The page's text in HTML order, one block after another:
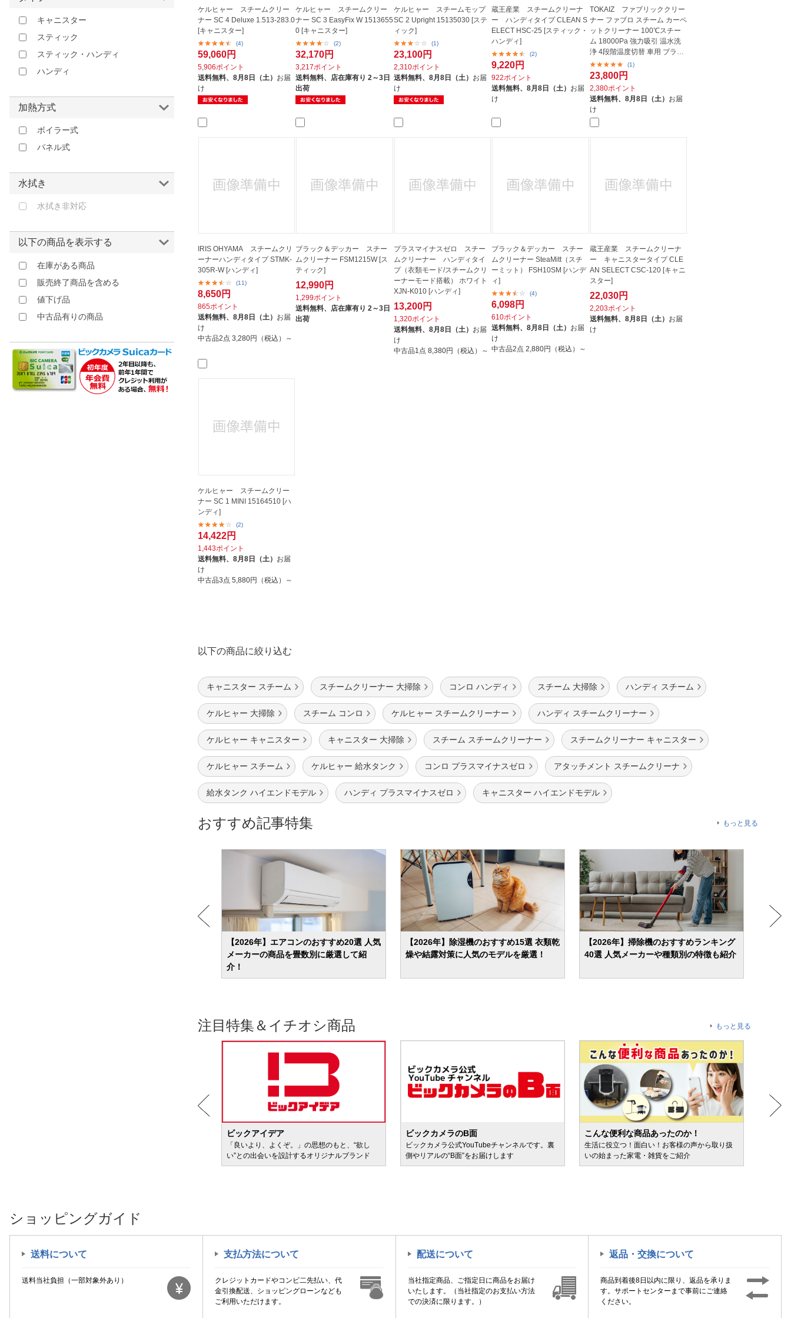
ケルヒャー スチームクリー
ナー SC 4 Deluxe 1.513-283.0
[キャニスター]
(4)
59,060円
5,906ポイント
送料無料、 8月8日（土） お届
け
ケルヒャー スチームクリー
ナー SC 3 EasyFix W 1513655
0 [キャニスター]
(2)
32,170円
3,217ポイント
送料無料、 店在庫有り 2～3日
出荷
ケルヒャー スチームモップ
SC 2 Upright 15135030 [ステ
ィック]
(1)
23,100円
2,310ポイント
送料無料、 8月8日（土） お届
け
蔵王産業 スチームクリーナ
ー ハンディタイプ CLEAN S
ELECT HSC-25 [スティック・
ハンディ]
(2)
9,220円
922ポイント
送料無料、8月8日（土） お届
け
TOKAIZ ファブリッククリー
ナー ファブロ スチーム カーペ
ットクリーナー 100℃スチー
ム 18000Pa 強力吸引 温水洗
浄 4段階温度切替 車用 ブラッ
ク ...
(1)
23,800円
2,380ポイント
送料無料、 8月8日（土） お届
け
IRIS OHYAMA スチームクリ
ーナーハンディタイプ STMK-
305R-W [ハンディ]
(11)
8,650円
865ポイント
送料無料、 8月8日（土） お届
け
中古品2点 3,280円（税込）～
ブラック＆デッカー スチー
ムクリーナー FSM1215W [ス
ティック]
12,990円
1,299ポイント
送料無料、 店在庫有り 2～3日
出荷
プラスマイナスゼロ スチー
ムクリーナー ハンディタイ
プ（衣類モード/スチームクリ
ーナーモード搭載） ホワイト
XJN-K010 [ハンディ]
13,200円
1,320ポイント
送料無料、 8月8日（土） お届
け
中古品1点 8,380円（税込）～
ブラック＆デッカー スチー
ムクリーナー SteaMitt（スチ
ーミット） FSH10SM [ハンデ
ィ]
(4)
6,098円
610ポイント
送料無料、8月8日（土） お届
け
中古品2点2,880円（税込）～
蔵王産業 スチームクリーナ
ー キャニスタータイプ CLE
AN SELECT CSC-120 [キャニ
スター]
22,030円
2,203ポイント
送料無料、 8月8日（土） お届
け
ケルヒャー スチームクリー
ナー SC 1 MINI 15164510 [ハ
ンディ]
(2)
14,422円
1,443ポイント
送料無料、 8月8日（土） お届
け
中古品3点 5,880円（税込）～
以下の商品に絞り込む
キャニスター スチーム スチームクリーナー 大掃除 コンロ ハンディ スチーム 大掃除 ハンディ スチーム
ケルヒャー 大掃除 スチーム コンロ ケルヒャー スチームクリーナー ハンディ スチームクリーナー
ケルヒャー キャニスター キャニスター 大掃除 スチーム スチームクリーナー スチームクリーナー キャニスター
ケルヒャー スチーム ケルヒャー 給水タンク コンロ プラスマイナスゼロ アタッチメント スチームクリーナ
給水タンク ハイエンドモデル ハンディ プラスマイナスゼロ キャニスター ハイエンドモデル
おすすめ記事特集 もっと見る
【2026年】エアコンのおすすめ20選 人気
メーカーの商品を畳数別に厳選して紹
介！
【2026年】除湿機のおすすめ15選 衣類乾
燥や結露対策に人気のモデルを厳選！
【2026年】掃除機のおすすめランキング
40選 人気メーカーや種類別の特徴も紹介
注目特集＆イチオシ商品 もっと見る
ビックアイデア
「良いより、よくぞ。」の思想のもと、“欲し
い”との出会いを設計するオリジナルブランド
ビックカメラのB面
ビックカメラ公式YouTubeチャンネルです。裏
側やリアルの“B面”をお届けします
こんな便利な商品あったのか！
生活に役立つ！面白い！お客様の声から取り扱
いの始まった家電・雑貨をご紹介
キャニスター
スティック
スティック・ハンディ
ハンディ
加熱方式
ボイラー式
パネル式
水拭き
水拭き非対応
以下の商品を表示する
在庫がある商品
販売終了商品を含める
値下げ品
中古品有りの商品
ショッピングガイド
送料について
送料当社負担（一部対象外あり）
支払方法について
クレジットカードやコンビ二先払い、代
金引換配送、ショッピングローンなども
ご利用いただけます。
配送について
当社指定商品、ご指定日に商品をお届け
いたします。（当社指定のお支払い方法
での決済に限ります。）
返品・交換について
商品到着後8日以内に限り、返品を承りま
す。サポートセンターまで事前にご連絡
ください。